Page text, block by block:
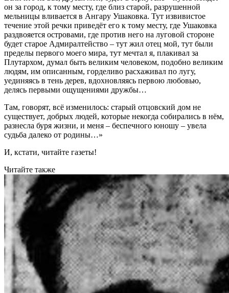
он за город, к тому месту, где близ старой, разрушенной
мельницы вливается в Ангару Ушаковка. Тут извивистое
течение этой речки приведёт его к тому месту, где Ушаковка
раздвояется островами, где против него на луговой стороне
будет старое Адмиралтейство – тут жил отец мой, тут были
пределы первого моего мира, тут мечтал я, плакивал за
Плутархом, думал быть великим человеком, подобно великим
людям, им описанным, горделиво расхаживал по лугу,
уединяясь в тень дерев, вдохновляясь первою любовью,
делясь первыми ощущениями дружбы…
Там, говорят, всё изменилось: старый отцовский дом не
существует, добрых людей, которые некогда собирались в нём,
разнесла буря жизни, и меня – беспечного юношу – увела
судьба далеко от родины…»
И, кстати, читайте газеты!
Читайте также